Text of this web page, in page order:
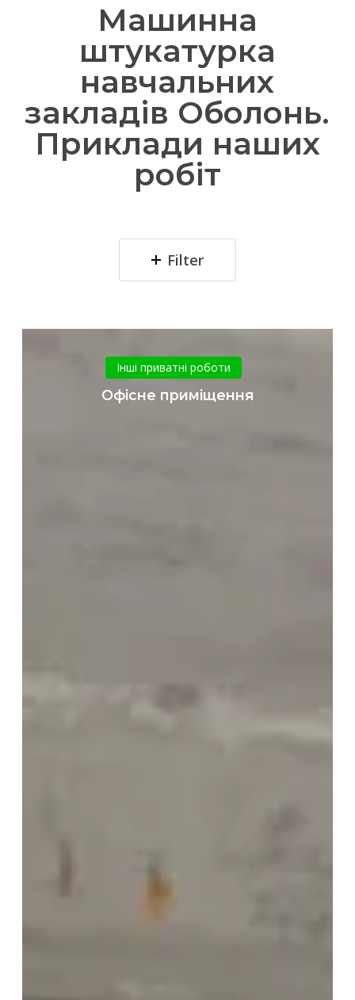
Машинна
штукатурка
навчальних
закладів Оболонь.
Приклади наших
робіт
Filter
приміщення
Інші приватні роботи
Офісне приміщення